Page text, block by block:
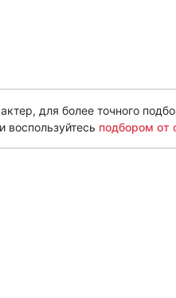
для более точного
воспользуйтесь подбором от